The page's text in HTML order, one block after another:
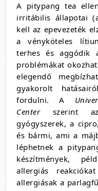
A pitypang tea
irritábilis állapotai
kell az epevezeték
a vényköteles
terhes és aggódik
problémákat
elegendő
gyakorolt
fordulni. A
Centerszerint az
gyógyszerek, a
és bármi, ami a
léphetnek a
készítmények,
allergiás
allergiásak a